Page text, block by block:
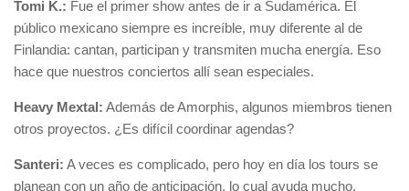
Tomi K.: Fue el primer show antes de ir a Sudamérica. El
público mexicano siempre es increíble, muy diferente al de
Finlandia: cantan, participan y transmiten mucha energía. Eso
hace que nuestros conciertos allí sean especiales.
Heavy Mextal: Además de Amorphis, algunos miembros tienen
otros proyectos. ¿Es difícil coordinar agendas?
Santeri: A veces es complicado, pero hoy en día los tours se
planean con un año de anticipación, lo cual ayuda mucho.